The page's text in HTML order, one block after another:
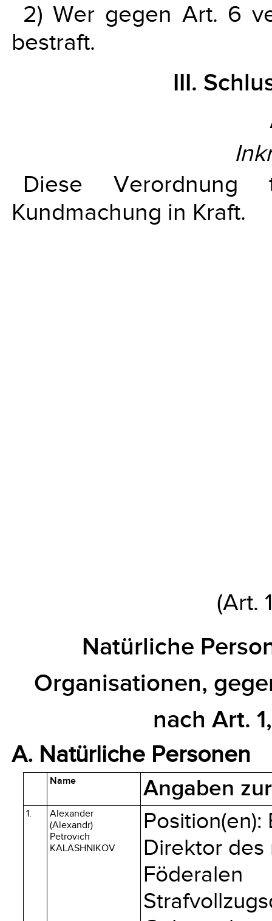
2) Wer gegen Art. 6
bestraft.
III.
Diese
Kundmachung in Kraft.
(Art.
Natürliche
Organisationen,
nach Art.
A. Natürliche Personen
Name Angaben
1.
Alexander
(Alexandr)
Petrovich
KALASHNIKOV
Position(en):
Direktor des
Föderalen